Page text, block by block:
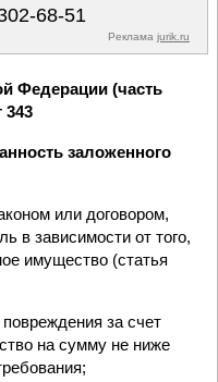
68-51
Реклама jurik.ru
Федерации (часть
343
заложенного
или договором,
в зависимости от того,
имущество (статья
за счет
на сумму не ниже